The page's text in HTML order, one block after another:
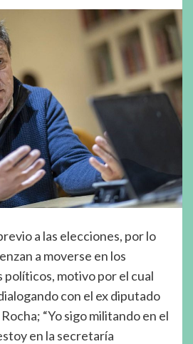
a las elecciones, por lo
a moverse en los
motivo por el cual
con el ex diputado
“Yo sigo militando en el
en la secretaría